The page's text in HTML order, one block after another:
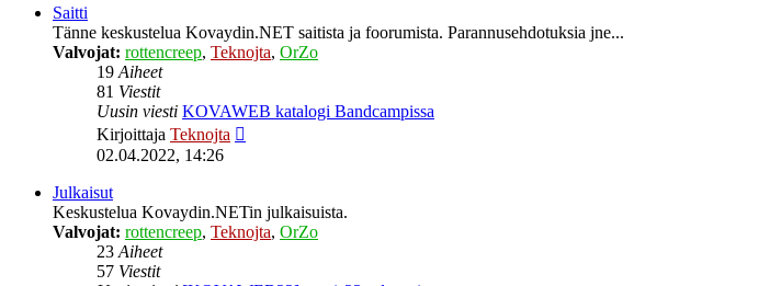
Saitti
Tänne keskustelua Kovaydin.NET saitista ja foorumista. Parannusehdotuksia jne...
Valvojat: rottencreep, Teknojta, OrZo
19Aiheet
81 Viestit
Uusin viesti KOVAWEB katalogi Bandcampissa
Kirjoittaja Teknojta
02.04.2022, 14:26
Julkaisut
Keskustelua Kovaydin.NETin julkaisuista.
Valvojat: rottencreep, Teknojta, OrZo
23Aiheet
57 Viestit